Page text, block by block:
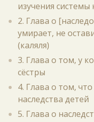
изучения
2. Глава о
умирает, не
(каляля)
3. Глава о том, у
сёстры
4. Глава о том,
наследства детей
5. Глава о